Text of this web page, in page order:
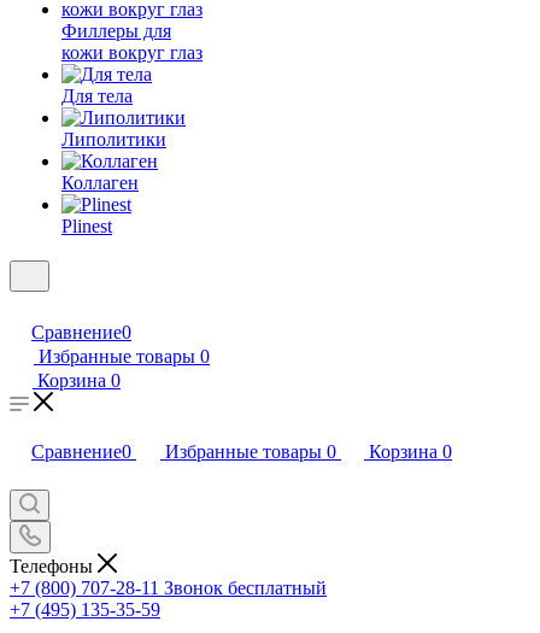
Филлеры для
кожи вокруг глаз
Для тела
Липолитики
Коллаген
Plinest
Сравнение0
Избранные товары 0
Корзина 0
Сравнение0 Избранные товары 0 Корзина 0
Телефоны
+7 (800) 707-28-11 Звонок бесплатный
+7 (495) 135-35-59